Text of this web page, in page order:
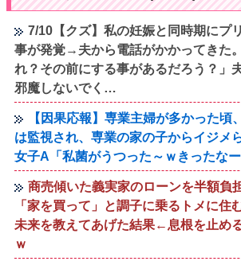
7/10【クズ】私の妊娠と同時期にプ
事が発覚→夫から電話がかかってきた
れ？その前にする事があるだろう？」
邪魔しないでく…
【因果応報】専業主婦が多かった頃
は監視され、専業の家の子からイジメ
女子A「私菌がうつった～ｗきったなー
商売傾いた義実家のローンを半額負
「家を買って」と調子に乗るトメに住
未来を教えてあげた結果←息根を止め
ｗ